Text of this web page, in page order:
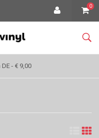
0
- € 9,00